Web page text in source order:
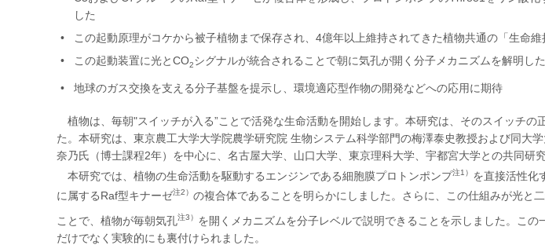
した
この起動原理がコケから被子植物まで保存され、4億年以上維持されてきた植物共通の「生命
この起動装置に光とCO2シグナルが統合されることで朝に気孔が開く分子メカニズムを解明した
地球のガス交換を支える分子基盤を提示し、環境適応型作物の開発などへの応用に期待
植物は、毎朝"スイッチが入る”ことで活発な生命活動を開始します。本研究は、そのスイッチの
た。本研究は、東京農工大学大学院農学研究院 生物システム科学部門の梅澤泰史教授および同大
奈乃氏（博士課程2年）を中心に、名古屋大学、山口大学、東京理科大学、宇都宮大学との共同研
本研究では、植物の生命活動を駆動するエンジンである細胞膜プロトンポンプ注1） を直接活性化
に属するRaf型キナーゼ注2） の複合体であることを明らかにしました。さらに、この仕組みが光と
ことで、植物が毎朝気孔注3） を開くメカニズムを分子レベルで説明できることを示しました。こ
だけでなく実験的にも裏付けられました。